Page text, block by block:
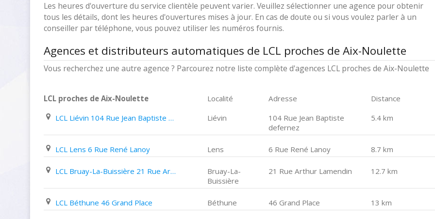
Les heures d'ouverture du service clientèle peuvent varier. Veuillez sélectionner une agence pour obtenir
tous les détails, dont les heures d'ouvertures mises à jour. En cas de doute ou si vous voulez parler à un
conseiller par téléphone, vous pouvez utiliser les numéros fournis.
Agences et distributeurs automatiques de LCL proches de Aix-Noulette
Vous recherchez une autre agence ? Parcourez notre liste complète d'agences LCL proches de Aix-Noulette
LCL proches de Aix-Noulette Localité Adresse
Distance
LCL Liévin 104 Rue Jean Baptiste defernez
Liévin
104 Rue Jean Baptiste
defernez
5.4 km
LCL Lens 6 Rue René Lanoy Lens 6 Rue René Lanoy 8.7 km
LCL Bruay-La-Buissière 21 Rue Arthur Lamendin
Bruay-La-
Buissière
21 Rue Arthur Lamendin 12.7 km
LCL Béthune 46 Grand Place Béthune 46 Grand Place 13 km